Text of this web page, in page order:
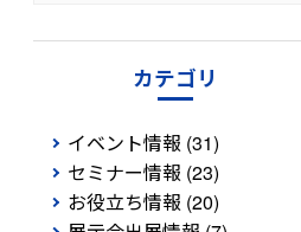
カテゴリ
イベント情報 (31)
セミナー情報 (23)
お役立ち情報 (20)